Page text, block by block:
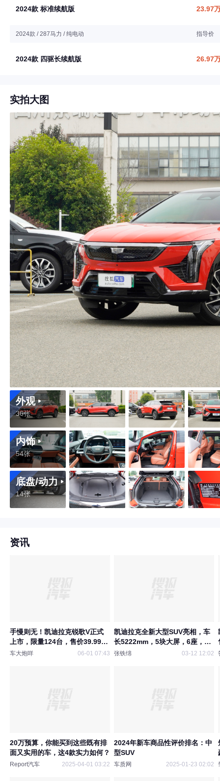
2024款 标准续航版 23.97
2024款 / 287马力 / 纯电动 指导价
2024款 四驱长续航版 26.97
实拍大图
外观
36张
内饰
54张
底盘/动力
14张
资讯
手慢则无！凯迪拉克锐歌V正式
上市，限量124台，售价39.99万
元
车大炮咩 06-01 07:43
凯迪拉克全新大型SUV亮相，车
长5222mm，5块大屏，6座，续
航642km
张铁绵 03-12 12:02
20万预算，你能买到这些既有排
面又实用的车，这4款实力如何？
Report汽车 2025-04-01 03:22
2024年新车商品性评价排名：中
型SUV
车质网 2025-01-23 02:02